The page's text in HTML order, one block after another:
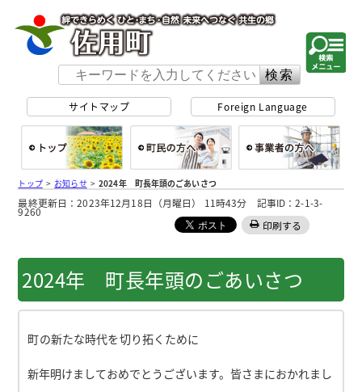
サイトマップ Foreign Language
総合トップ
トップ> お知らせ>2024年 町長年頭のごあいさつ
最終更新日：2023年12月18日（月曜日） 11時43分 記事ID：2-1-3-
9260
印刷する
2024年 町長年頭のごあいさつ
町の新たな時代を切り拓くために
新年明けましておめでとうございます。皆さまにおかれまし